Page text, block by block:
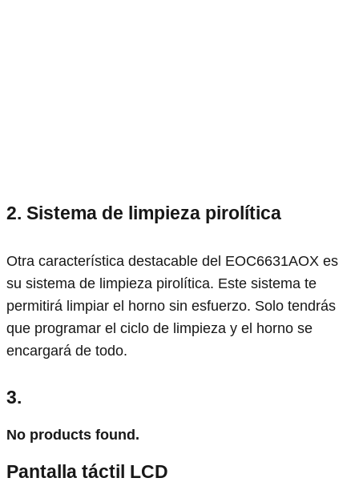
2. Sistema de limpieza pirolítica
Otra característica destacable del EOC6631AOX es
su sistema de limpieza pirolítica. Este sistema te
permitirá limpiar el horno sin esfuerzo. Solo tendrás
que programar el ciclo de limpieza y el horno se
encargará de todo.
3.
No products found.
Pantalla táctil LCD